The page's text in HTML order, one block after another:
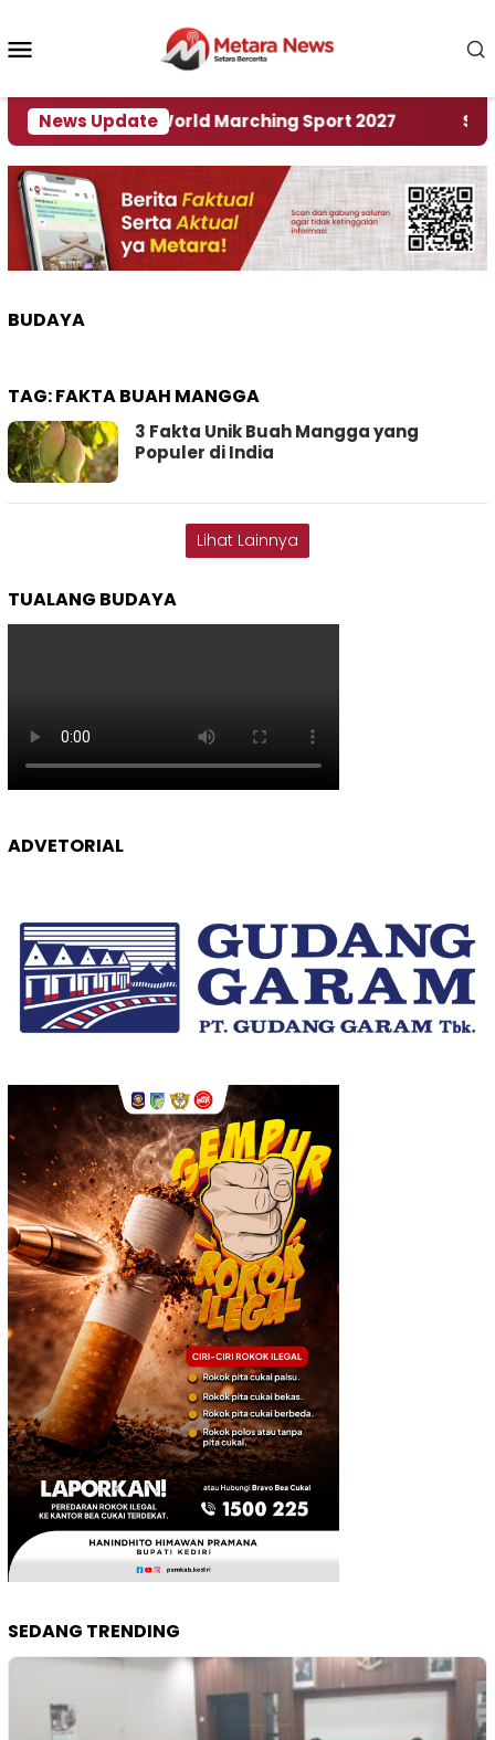
konten
News Update
Rumah World Marching Sport 2027 ‎Soal
BUDAYA
TAG:FAKTA BUAH MANGGA
3 Fakta Unik Buah Mangga yang
Populer di India
Lihat Lainnya
TUALANG BUDAYA
ADVETORIAL
SEDANG TRENDING